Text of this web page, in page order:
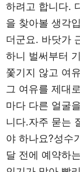
하려고 합니다.
을 찾아볼 생각
더군요. 바닷가
하니 벌써부터
쫓기지 않고 여
그 여유를 제대
마다 다른 얼굴
니다.자주 묻는
야 하나요?성수
달 전에 예약하